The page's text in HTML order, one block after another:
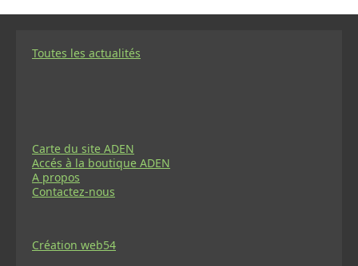
Toutes les actualités
Carte du site ADEN
Accés à la boutique ADEN
A propos
Contactez-nous
Création web54